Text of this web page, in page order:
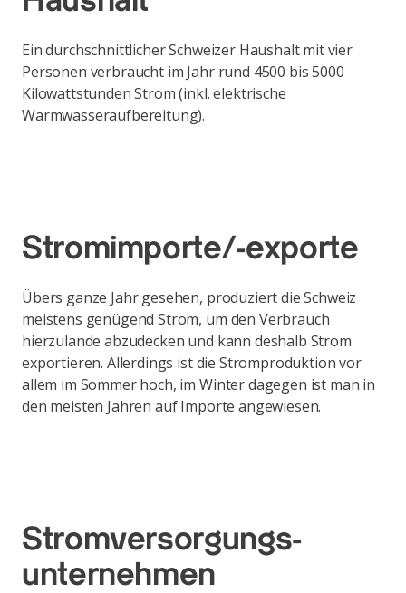
Ein durchschnittlicher Schweizer Haushalt mit vier
Personen verbraucht im Jahr rund 4500 bis 5000
Kilowattstunden Strom (inkl. elektrische
Warmwasseraufbereitung).
Stromimporte/-exporte
Übers ganze Jahr gesehen, produziert die Schweiz
meistens genügend Strom, um den Verbrauch
hierzulande abzudecken und kann deshalb Strom
exportieren. Allerdings ist die Stromproduktion vor
allem im Sommer hoch, im Winter dagegen ist man in
den meisten Jahren auf Importe angewiesen.
Strom­versorgungs­
unternehmen